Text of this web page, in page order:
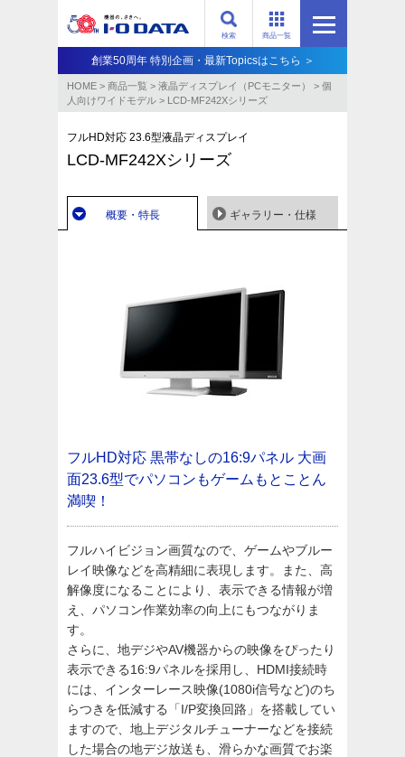
商品一覧
検索
創業50周年 特別企画・最新Topicsはこちら ＞
HOME > 商品一覧 > 液晶ディスプレイ（PCモニター） > 個
人向けワイドモデル > LCD-MF242Xシリーズ
フルHD対応 23.6型液晶ディスプレイ
LCD-MF242Xシリーズ
概要・特長 ギャラリー・仕様
フルHD対応 黒帯なしの16:9パネル 大画
面23.6型でパソコンもゲームもとことん
満喫！
フルハイビジョン画質なので、ゲームやブルー
レイ映像などを高精細に表現します。また、高
解像度になることにより、表示できる情報が増
え、パソコン作業効率の向上にもつながりま
す。
さらに、地デジやAV機器からの映像をぴったり
表示できる16:9パネルを採用し、HDMI接続時
には、インターレース映像(1080i信号など)のち
らつきを低減する「I/P変換回路」を搭載してい
ますので、地上デジタルチューナーなどを接続
した場合の地デジ放送も、滑らかな画質でお楽